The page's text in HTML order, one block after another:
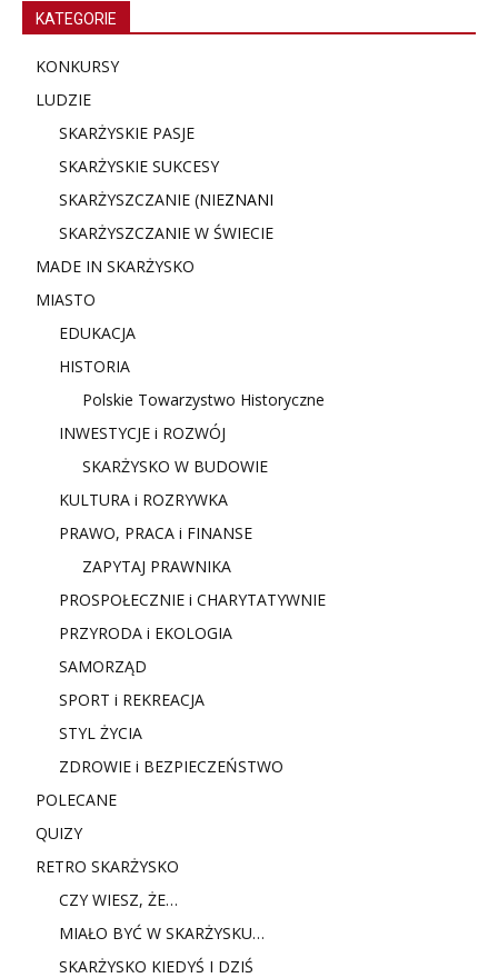
KATEGORIE
KONKURSY
LUDZIE
SKARŻYSKIE PASJE
SKARŻYSKIE SUKCESY
SKARŻYSZCZANIE (NIEZNANI
SKARŻYSZCZANIE W ŚWIECIE
MADE IN SKARŻYSKO
MIASTO
EDUKACJA
HISTORIA
Polskie Towarzystwo Historyczne
INWESTYCJE i ROZWÓJ
SKARŻYSKO W BUDOWIE
KULTURA i ROZRYWKA
PRAWO, PRACA i FINANSE
ZAPYTAJ PRAWNIKA
PROSPOŁECZNIE i CHARYTATYWNIE
PRZYRODA i EKOLOGIA
SAMORZĄD
SPORT i REKREACJA
STYL ŻYCIA
ZDROWIE i BEZPIECZEŃSTWO
POLECANE
QUIZY
RETRO SKARŻYSKO
CZY WIESZ, ŻE…
MIAŁO BYĆ W SKARŻYSKU…
SKARŻYSKO KIEDYŚ I DZIŚ